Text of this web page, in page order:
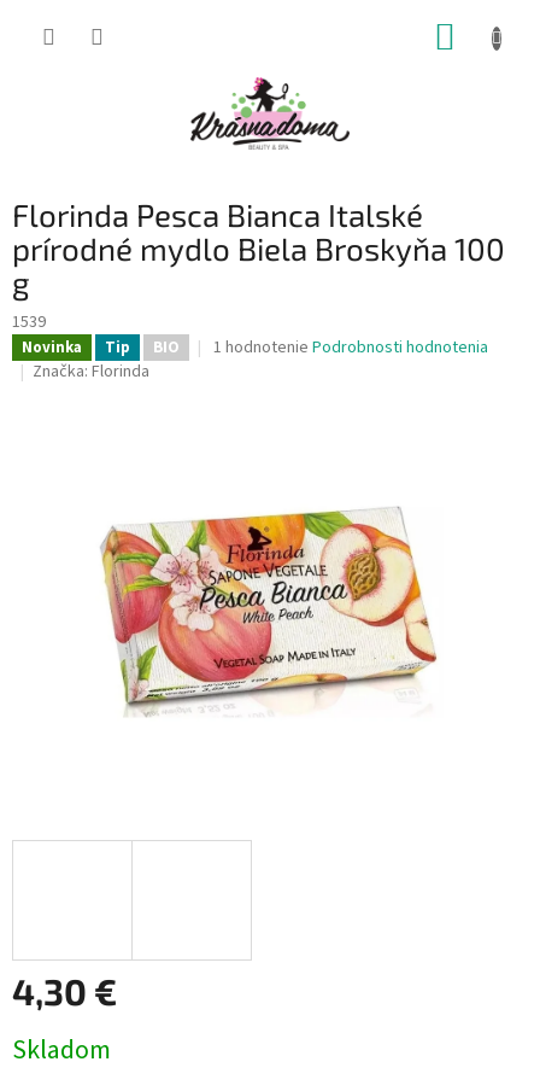
Florinda Pesca Bianca Italské
prírodné mydlo Biela Broskyňa 100
g
1539
Novinka Tip BIO
Priemerné
1 hodnotenie Podrobnosti hodnotenia
Značka: Florinda
4,30 €
cena:
Skladom